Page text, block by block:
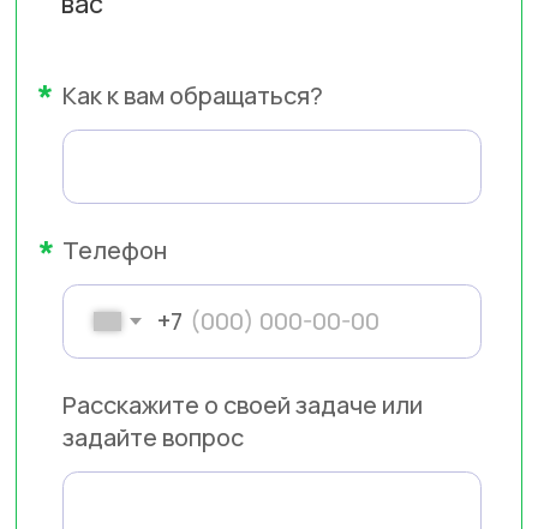
Пользовательского соглашения*
Согласен(а) на
*
Согласен(а) на Получение рекламных
материалов
Отправить